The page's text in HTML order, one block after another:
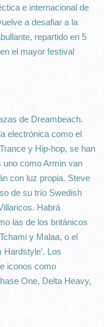
e internacional de
a desafiar a la
repartido en 5
el mayor festival
de Dreambeach.
electrónica como el
y Hip-hop, se han
uno como Armin van
con luz propia. Steve
de su trío Swedish
Habrá
las de los británicos
y Malaa, o el
Hardstyle’. Los
iconos como
One, Delta Heavy,